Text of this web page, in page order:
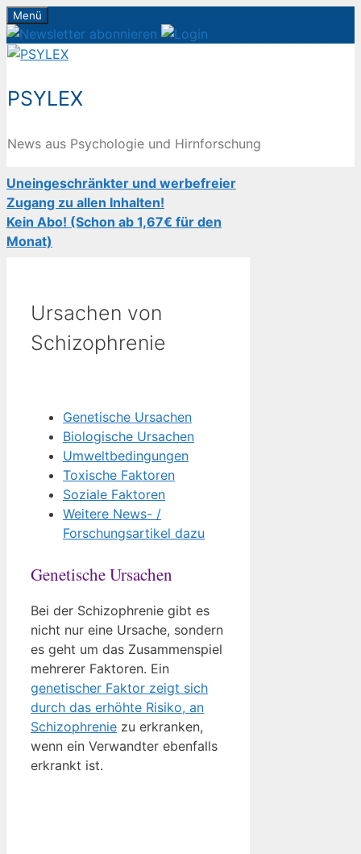
Zum
Inhalt
springen
Menü
PSYLEX
News aus Psychologie und Hirnforschung
Uneingeschränkter und werbefreier
Zugang zu allen Inhalten!
Kein Abo! (Schon ab 1,67€ für den
Monat)
Ursachen von
Schizophrenie
Genetische Ursachen
Biologische Ursachen
Umweltbedingungen
Toxische Faktoren
Soziale Faktoren
Weitere News- /
Forschungsartikel dazu
Genetische Ursachen
Bei der Schizophrenie gibt es
nicht nur eine Ursache, sondern
es geht um das Zusammenspiel
mehrerer Faktoren. Ein
genetischer Faktor zeigt sich
durch das erhöhte Risiko, an
Schizophrenie zu erkranken,
wenn ein Verwandter ebenfalls
erkrankt ist.